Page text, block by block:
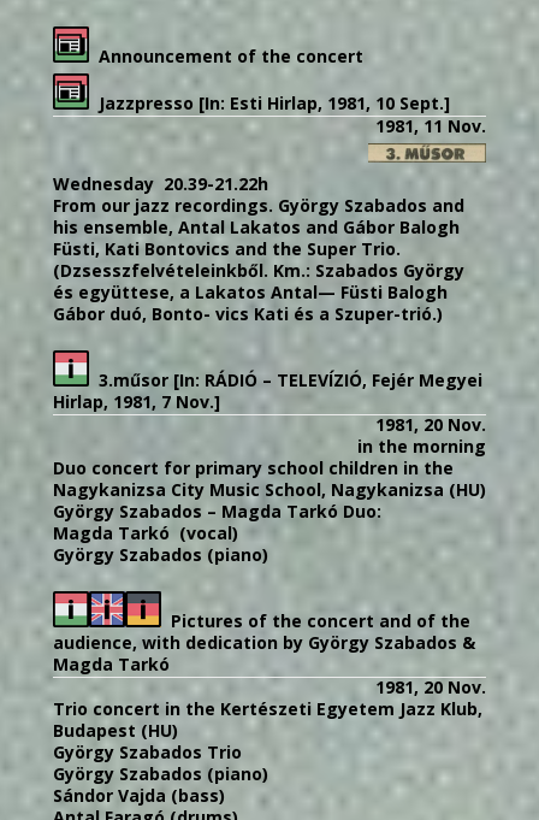
Announcement of the concert
Jazzpresso [In: Esti Hirlap, 1981, 10 Sept.]
1981, 11 Nov.
Wednesday 20.39-21.22h
From our jazz recordings. György Szabados and
his ensemble, Antal Lakatos and Gábor Balogh
Füsti, Kati Bontovics and the Super Trio.
(Dzsesszfelvételeinkből. Km.: Szabados György
és együttese, a Lakatos Antal— Füsti Balogh
Gábor duó, Bonto- vics Kati és a Szuper-trió.)
3.műsor [In: RÁDIÓ – TELEVÍZIÓ, Fejér Megyei
Hirlap, 1981, 7 Nov.]
1981, 20 Nov.
in the morning
Duo concert for primary school children in the
Nagykanizsa City Music School, Nagykanizsa (HU)
György Szabados – Magda Tarkó Duo:
Magda Tarkó (vocal)
György Szabados (piano)
Pictures of the concert and of the
audience, with dedication by György Szabados &
Magda Tarkó
1981, 20 Nov.
Trio concert in the Kertészeti Egyetem Jazz Klub,
Budapest (HU)
György Szabados Trio
György Szabados (piano)
Sándor Vajda (bass)